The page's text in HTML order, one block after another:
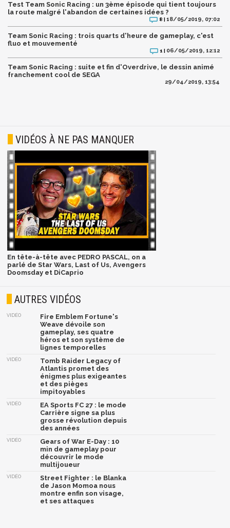
Test Team Sonic Racing : un 3ème épisode qui tient toujours
la route malgré l'abandon de certaines idées ?
8 | 18/05/2019, 07:02
Team Sonic Racing : trois quarts d'heure de gameplay, c'est
fluo et mouvementé
1 | 06/05/2019, 12:12
Team Sonic Racing : suite et fin d'Overdrive, le dessin animé
franchement cool de SEGA
29/04/2019, 13:54
VIDÉOS À NE PAS MANQUER
En tête-à-tête avec PEDRO PASCAL, on a
parlé de Star Wars, Last of Us, Avengers
Doomsday et DiCaprio
AUTRES VIDÉOS
VIDÉO
Fire Emblem Fortune's
Weave dévoile son
gameplay, ses quatre
héros et son système de
lignes temporelles
VIDÉO
Tomb Raider Legacy of
Atlantis promet des
énigmes plus exigeantes
et des pièges
impitoyables
VIDÉO
EA Sports FC 27 : le mode
Carrière signe sa plus
grosse révolution depuis
des années
VIDÉO
Gears of War E-Day : 10
min de gameplay pour
découvrir le mode
multijoueur
VIDÉO
Street Fighter : le Blanka
de Jason Momoa nous
montre enfin son visage,
et ses attaques